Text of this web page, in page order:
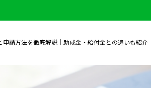
請方法を徹底解説｜助成金・給付金との違いも紹介